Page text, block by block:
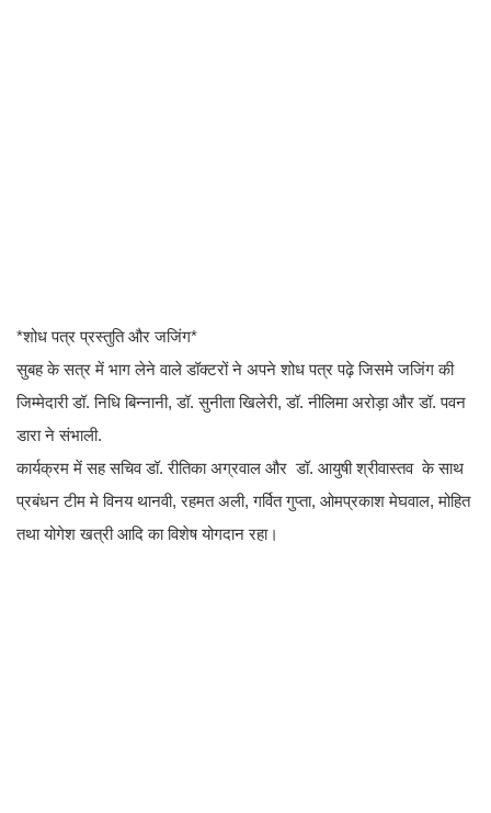
*शोध पत्र प्रस्तुति और जजिंग*
सुबह के सत्र में भाग लेने वाले डॉक्टरों ने अपने शोध पत्र पढ़े जिसमे जजिंग की
जिम्मेदारी डॉ. निधि बिन्नानी, डॉ. सुनीता खिलेरी, डॉ. नीलिमा अरोड़ा और डॉ. पवन
डारा ने संभाली.
कार्यक्रम में सह सचिव डॉ. रीतिका अग्रवाल और डॉ. आयुषी श्रीवास्तव के साथ
प्रबंधन टीम मे विनय थानवी, रहमत अली, गर्वित गुप्ता, ओमप्रकाश मेघवाल, मोहित
तथा योगेश खत्री आदि का विशेष योगदान रहा।